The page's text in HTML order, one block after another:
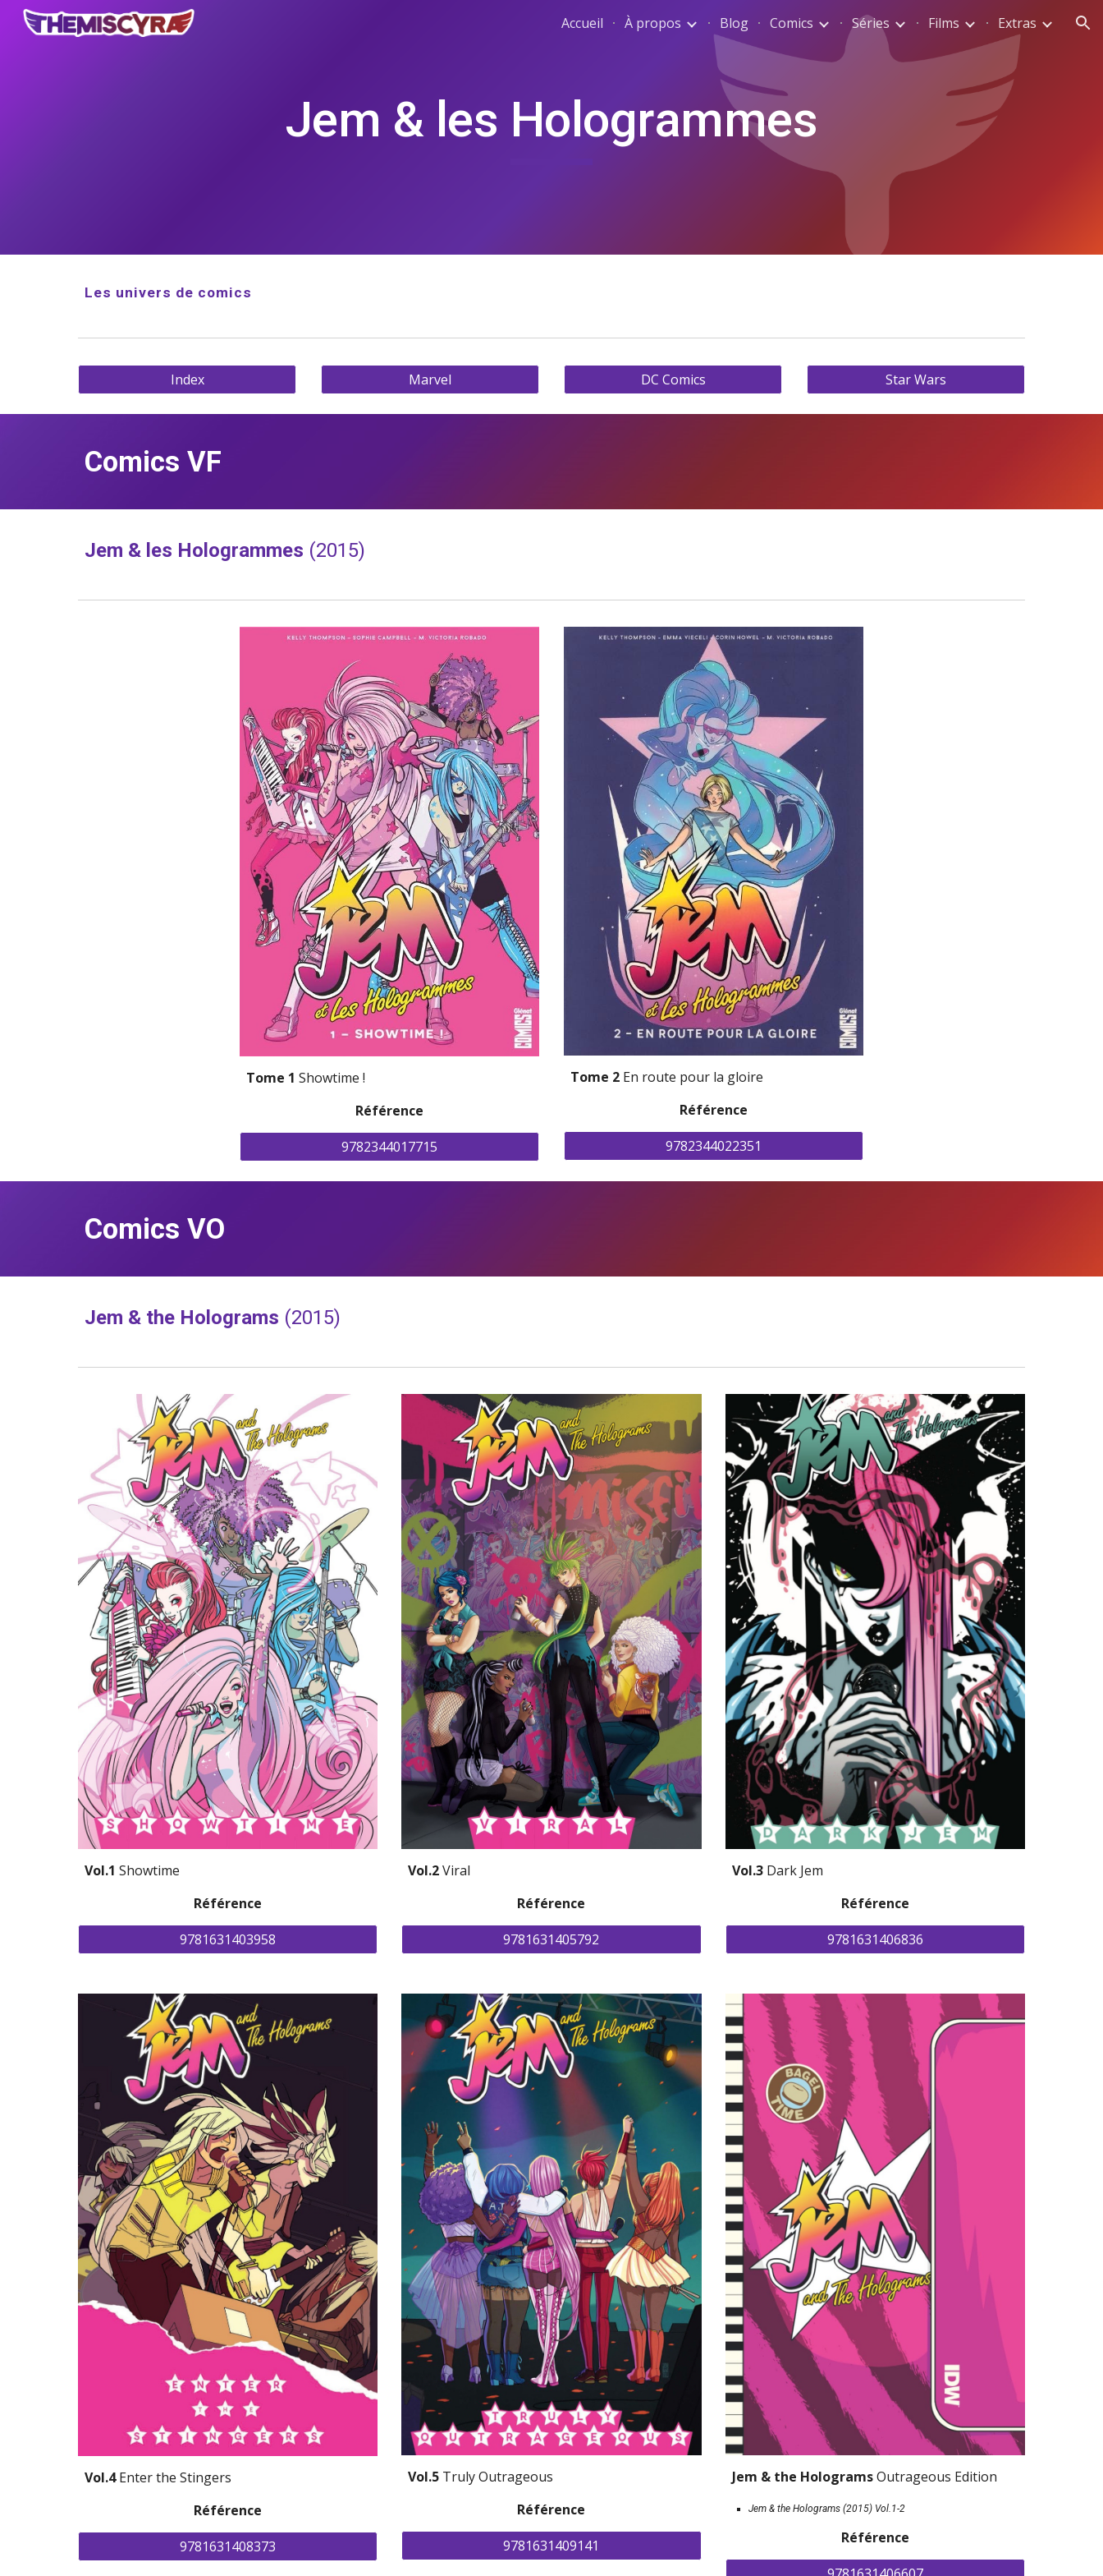
Skip to navigation
Accueil À propos Blog Comics Séries Films Extras
Jem & les Hologrammes
Les univers de comics
Index Marvel DC Comics Star Wars
Comics VF
Jem & les Hologrammes (2015)
Tome 1 Showtime !
Référence
9782344017715
Tome 2 En route pour la gloire
Référence
9782344022351
Comics VO
Jem & the Holograms (2015)
Vol.1 Showtime
Référence
9781631403958
Vol.2 Viral
Référence
9781631405792
Vol.3 Dark Jem
Référence
9781631406836
Vol.4 Enter the Stingers
Référence
9781631408373
Vol.5 Truly Outrageous
Référence
9781631409141
Jem & the Holograms Outrageous Edition
Jem & the Holograms (2015) Vol.1-2
Référence